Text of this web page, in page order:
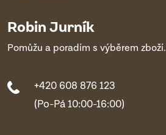
Robin Jurník
Pomůžu a poradím s výběrem zboží.
+420 608 876 123
(Po-Pá 10:00-16:00)